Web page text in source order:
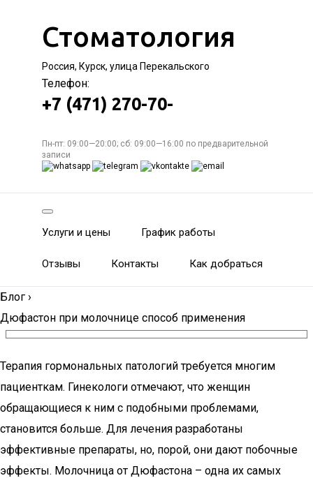
Стоматология
Россия, Курск, улица Перекальского
Телефон:
+7 (471) 270-70-
Пн-пт: 09:00—20:00; сб: 09:00—16:00 по предварительной
записи
Услуги и цены График работы
Отзывы Контакты Как добраться
Блог ›
Дюфастон при молочнице способ применения
Терапия гормональных патологий требуется многим
пациенткам. Гинекологи отмечают, что женщин
обращающиеся к ним с подобными проблемами,
становится больше. Для лечения разработаны
эффективные препараты, но, порой, они дают побочные
эффекты. Молочница от Дюфастона – одна их самых